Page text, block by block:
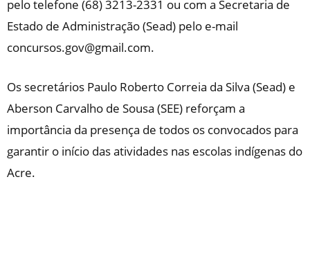
pelo telefone (68) 3213-2331 ou com a Secretaria de
Estado de Administração (Sead) pelo e-mail
concursos.gov@gmail.com.
Os secretários Paulo Roberto Correia da Silva (Sead) e
Aberson Carvalho de Sousa (SEE) reforçam a
importância da presença de todos os convocados para
garantir o início das atividades nas escolas indígenas do
Acre.